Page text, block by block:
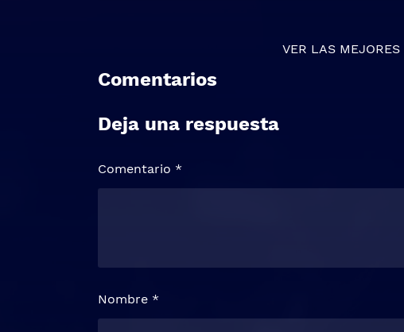
VER LAS MEJORES
Comentarios
Deja una respuesta
Comentario *
Nombre *